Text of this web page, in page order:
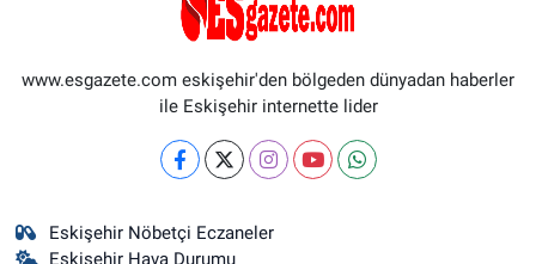
www.esgazete.com eskişehir'den bölgeden dünyadan haberler
ile Eskişehir internette lider
Eskişehir Nöbetçi Eczaneler
Eskişehir Hava Durumu